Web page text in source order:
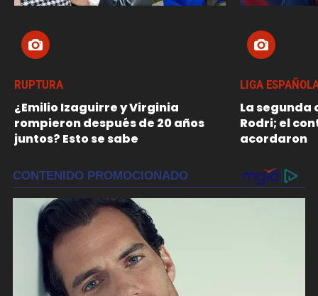
RUPTURA
¿Emilio Izaguirre y Virginia
rompieron después de 20 años
juntos? Esto se sabe
LIGA
La
Rodri; el
acordaron